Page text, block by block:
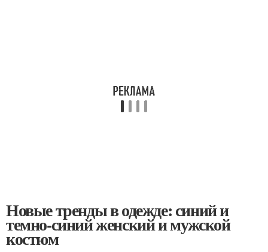
Новые тренды в одежде: синий и
темно-синий женский и мужской
костюм